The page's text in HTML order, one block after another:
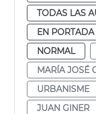
TODAS LAS
EN PORTADA
NORMAL
MARÍA JOSÉ
URBANISME
JUAN GINER